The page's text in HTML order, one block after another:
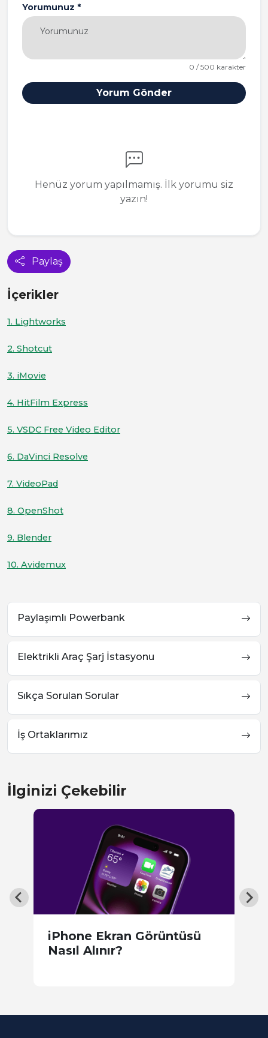
Paylaş
Yorumunuz *
0 / 500 karakter
Yorum Gönder
Henüz yorum yapılmamış. İlk yorumu siz
yazın!
İçerikler
1. Lightworks
2. Shotcut
3. iMovie
4. HitFilm Express
5. VSDC Free Video Editor
6. DaVinci Resolve
7. VideoPad
8. OpenShot
9. Blender
10. Avidemux
Paylaşımlı Powerbank
Elektrikli Araç Şarj İstasyonu
Sıkça Sorulan Sorular
İş Ortaklarımız
İlginizi Çekebilir
iPhone Ekran Görüntüsü
Nasıl Alınır?